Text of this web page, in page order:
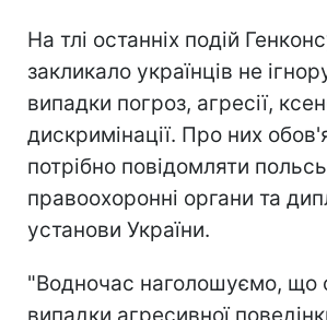
На тлі останніх подій
закликало українців не
випадки погроз, агресії,
дискримінації. Про них
потрібно повідомляти
правоохоронні органи та
установи України.
"Водночас наголошуємо, що
випадки агресивної